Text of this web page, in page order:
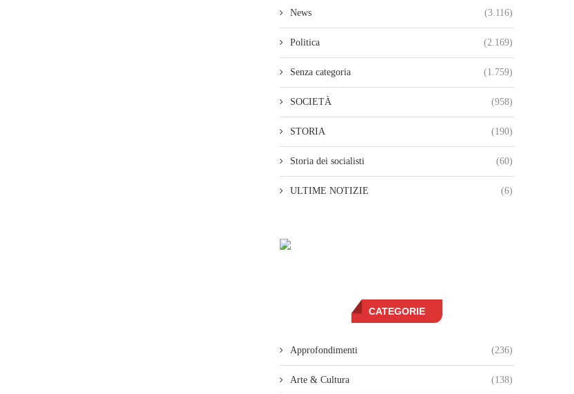
News (3.116)
Politica (2.169)
Senza categoria (1.759)
SOCIETÀ (958)
STORIA (190)
Storia dei socialisti (60)
ULTIME NOTIZIE (6)
CATEGORIE
Approfondimenti (236)
Arte & Cultura (138)